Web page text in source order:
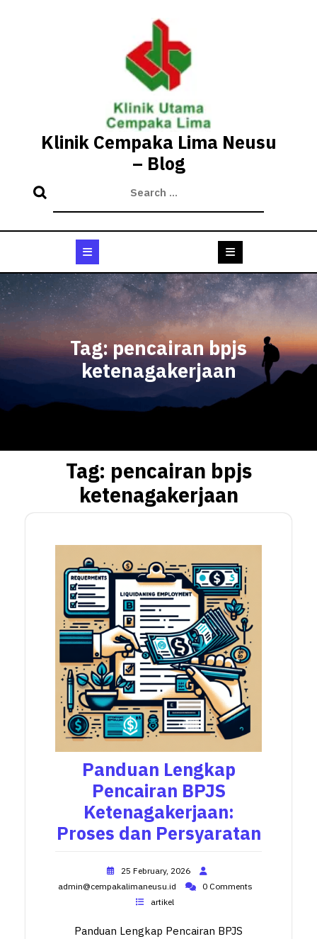
Klinik Cempaka Lima Neusu
– Blog
Button
Tag:pencairan bpjs
ketenagakerjaan
Tag: pencairan bpjs
ketenagakerjaan
Panduan Lengkap
Pencairan BPJS
Ketenagakerjaan:
Proses dan Persyaratan
25 February, 2026
admin@cempakalimaneusu.id
0 Comments
artikel
Panduan Lengkap Pencairan BPJS